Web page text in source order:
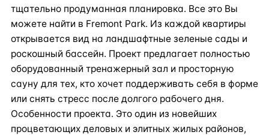
тщательно продуманная планировка. Все это Вы
можете найти в Fremont Park. Из каждой квартиры
открывается вид на ландшафтные зеленые сады и
роскошный бассейн. Проект предлагает полностью
оборудованный тренажерный зал и просторную
сауну для тех, кто хочет поддерживать себя в форме
или снять стресс после долгого рабочего дня.
Особенности проекта. Это один из новейших
процветающих деловых и элитных жилых районов,